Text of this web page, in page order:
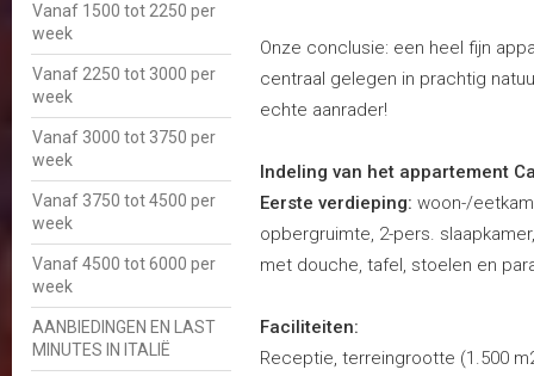
Vanaf 1500 tot 2250 per
week
Vanaf 2250 tot 3000 per
week
Vanaf 3000 tot 3750 per
week
Vanaf 3750 tot 4500 per
week
Vanaf 4500 tot 6000 per
week
AANBIEDINGEN EN LAST
MINUTES IN ITALIË
Onze conclusie: een heel fijn
centraal gelegen in prachtig
echte aanrader!
Indeling van het appartement
Eerste verdieping: woon-/
opbergruimte, 2-pers.
met douche, tafel, stoelen en
Faciliteiten:
Receptie, terreingrootte (1.500